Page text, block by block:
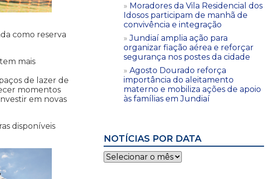
como reserva
mais
de lazer de
momentos
em novas
disponíveis
Moradores da Vila Residencial dos
Idosos participam de manhã de
convivência e integração
Jundiaí amplia ação para
organizar fiação aérea e reforçar
segurança nos postes da cidade
Agosto Dourado reforça
importância do aleitamento
materno e mobiliza ações de apoio
às famílias em Jundiaí
NOTÍCIAS POR DATA
Notícias
por